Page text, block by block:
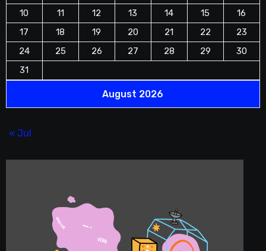
August 2026
10
11 12 13 14 15
16
17
18 19 20 21 22
23
24
25 26 27 28 29
30
31
« Jul